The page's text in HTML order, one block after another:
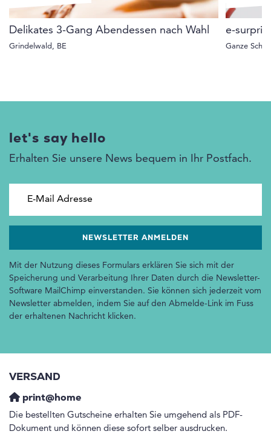
Delikates 3-Gang Abendessen nach Wahl
Grindelwald, BE
e-
Ganze
let's say hello
Erhalten Sie unsere News bequem in Ihr Postfach.
Mit der Nutzung dieses Formulars erklären Sie sich mit der
Speicherung und Verarbeitung Ihrer Daten durch die Newsletter-
Software MailChimp einverstanden. Sie können sich jederzeit vom
Newsletter abmelden, indem Sie auf den Abmelde-Link im Fuss
der erhaltenen Nachricht klicken.
VERSAND
print@home
Die bestellten Gutscheine erhalten Sie umgehend als PDF-
Dokument und können diese sofort selber ausdrucken.